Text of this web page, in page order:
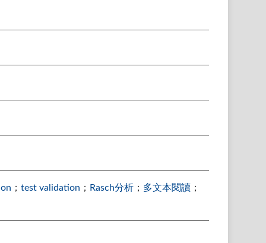
； test validation ； Rasch分析 ； 多文本閱讀 ；